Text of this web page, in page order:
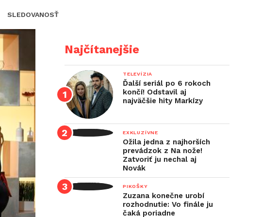
SLEDOVANOSŤ
Najčítanejšie
TELEVÍZIA
Ďalší seriál po 6 rokoch
končí! Odstavil aj
najväčšie hity Markízy
EXKLUZÍVNE
Ožila jedna z najhorších
prevádzok z Na nože!
Zatvoriť ju nechal aj
Novák
PIKOŠKY
Zuzana konečne urobí
rozhodnutie: Vo finále ju
čaká poriadne